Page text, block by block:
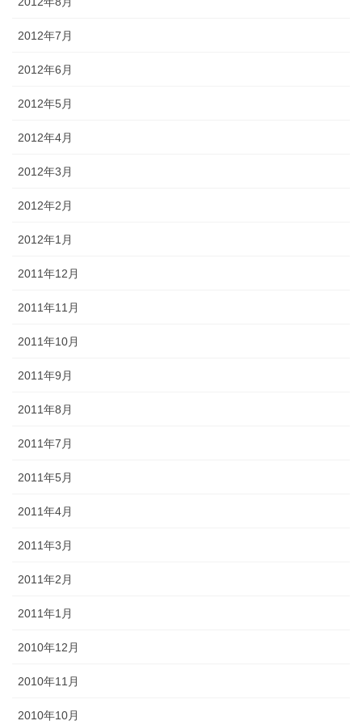
2012年7月
2012年6月
2012年5月
2012年4月
2012年3月
2012年2月
2012年1月
2011年12月
2011年11月
2011年10月
2011年9月
2011年8月
2011年7月
2011年5月
2011年4月
2011年3月
2011年2月
2011年1月
2010年12月
2010年11月
2010年10月